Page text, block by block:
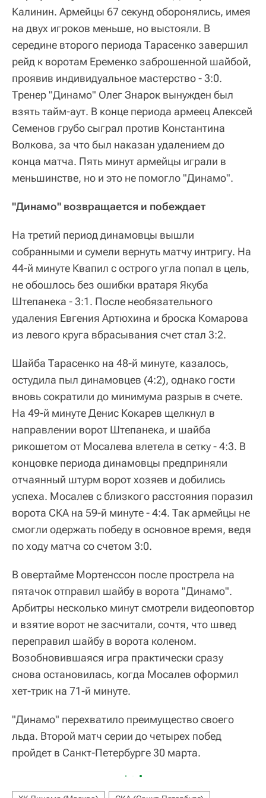
Калинин. Армейцы 67 секунд оборонялись, имея
на двух игроков меньше, но выстояли. В
середине второго периода Тарасенко завершил
рейд к воротам Еременко заброшенной шайбой,
проявив индивидуальное мастерство - 3:0.
Тренер "Динамо" Олег Знарок вынужден был
взять тайм-аут. В конце периода армеец Алексей
Семенов грубо сыграл против Константина
Волкова, за что был наказан удалением до
конца матча. Пять минут армейцы играли в
меньшинстве, но и это не помогло "Динамо".
"Динамо" возвращается и побеждает
На третий период динамовцы вышли
собранными и сумели вернуть матчу интригу. На
44-й минуте Квапил с острого угла попал в цель,
не обошлось без ошибки вратаря Якуба
Штепанека - 3:1. После необязательного
удаления Евгения Артюхина и броска Комарова
из левого круга вбрасывания счет стал 3:2.
Шайба Тарасенко на 48-й минуте, казалось,
остудила пыл динамовцев (4:2), однако гости
вновь сократили до минимума разрыв в счете.
На 49-й минуте Денис Кокарев щелкнул в
направлении ворот Штепанека, и шайба
рикошетом от Мосалева влетела в сетку - 4:3. В
концовке периода динамовцы предприняли
отчаянный штурм ворот хозяев и добились
успеха. Мосалев с близкого расстояния поразил
ворота СКА на 59-й минуте - 4:4. Так армейцы не
смогли одержать победу в основное время, ведя
по ходу матча со счетом 3:0.
В овертайме Мортенссон после прострела на
пятачок отправил шайбу в ворота "Динамо".
Арбитры несколько минут смотрели видеоповтор
и взятие ворот не засчитали, сочтя, что швед
переправил шайбу в ворота коленом.
Возобновившаяся игра практически сразу
снова остановилась, когда Мосалев оформил
хет-трик на 71-й минуте.
"Динамо" перехватило преимущество своего
льда. Второй матч серии до четырех побед
пройдет в Санкт-Петербурге 30 марта.